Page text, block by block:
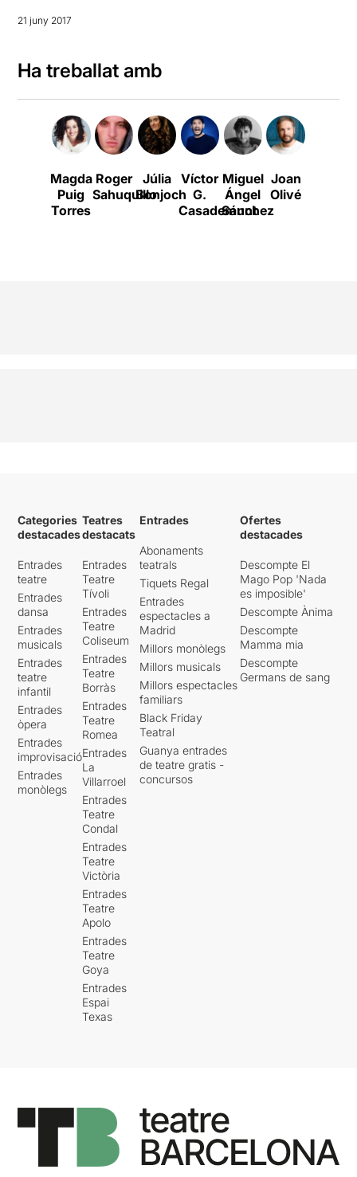
21 juny 2017
Ha treballat amb
Magda
Puig
Torres
Roger
Sahuquillo
Júlia
Bonjoch
Víctor
G.
Casademunt
Miguel
Ángel
Sánchez
Joan
Olivé
Categories
destacades
Entrades
teatre
Entrades
dansa
Entrades
musicals
Entrades
teatre
infantil
Entrades
òpera
Entrades
improvisació
Entrades
monòlegs
Teatres
destacats
Entrades
Teatre
Tívoli
Entrades
Teatre
Coliseum
Entrades
Teatre
Borràs
Entrades
Teatre
Romea
Entrades
La
Villarroel
Entrades
Teatre
Condal
Entrades
Teatre
Victòria
Entrades
Teatre
Apolo
Entrades
Teatre
Goya
Entrades
Espai
Texas
Entrades
Abonaments
teatrals
Tiquets Regal
Entrades
espectacles a
Madrid
Millors monòlegs
Millors musicals
Millors espectacles
familiars
Black Friday
Teatral
Guanya entrades
de teatre gratis -
concursos
Ofertes
destacades
Descompte El
Mago Pop 'Nada
es imposible'
Descompte Ànima
Descompte
Mamma mia
Descompte
Germans de sang